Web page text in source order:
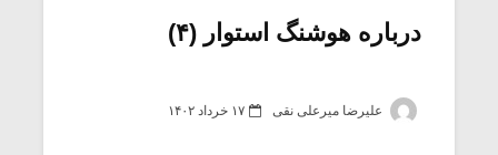
درباره هوشنگ استوار (۴)
علیرضا میرعلی نقی ۱۷ خرداد ۱۴۰۲